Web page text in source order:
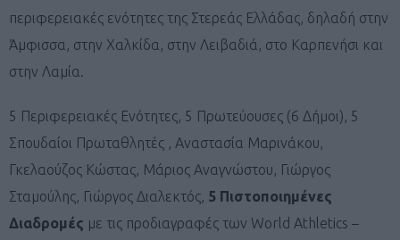
περιφερειακές ενότητες της Στερεάς Ελλάδας, δηλαδή στην
Άμφισσα, στην Χαλκίδα, στην Λειβαδιά, στο Καρπενήσι και
στην Λαμία.
5 Περιφερειακές Ενότητες, 5 Πρωτεύουσες (6 Δήμοι), 5
Σπουδαίοι Πρωταθλητές , Αναστασία Μαρινάκου,
Γκελαούζος Κώστας, Μάριος Αναγνώστου, Γιώργος
Σταμούλης, Γιώργος Διαλεκτός, 5 Πιστοποιημένες
Διαδρομές με τις προδιαγραφές των World Athletics –